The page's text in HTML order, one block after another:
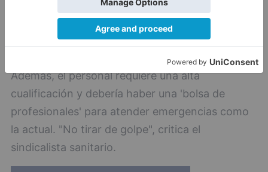
para evitar, como está ocurriendo, un problema
de horarios que no atiende a las necesidades
actuales de los trabajadores.
Además, el personal requiere una alta
cualificación y debería haber una 'bolsa de
profesionales' para atender emergencias como
la actual. "No tirar de golpe", critica el
sindicalista sanitario.